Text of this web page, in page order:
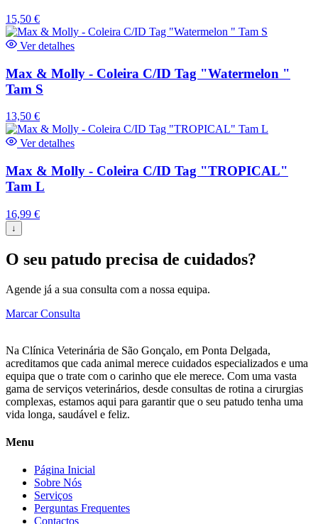
15,50 €
Ver detalhes
Max & Molly - Coleira C/ID Tag "Watermelon "
Tam S
13,50 €
Ver detalhes
Max & Molly - Coleira C/ID Tag "TROPICAL"
Tam L
16,99 €
↓
O seu patudo precisa de cuidados?
Agende já a sua consulta com a nossa equipa.
Marcar Consulta
Na Clínica Veterinária de São Gonçalo, em Ponta Delgada,
acreditamos que cada animal merece cuidados especializados e uma
equipa que o trate com o carinho que ele merece. Com uma vasta
gama de serviços veterinários, desde consultas de rotina a cirurgias
complexas, estamos aqui para garantir que o seu patudo tenha uma
vida longa, saudável e feliz.
Menu
Página Inicial
Sobre Nós
Serviços
Perguntas Frequentes
Contactos